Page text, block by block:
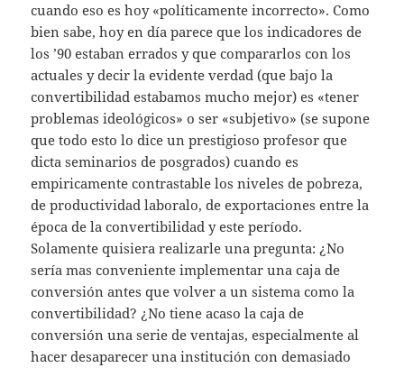
cuando eso es hoy «políticamente incorrecto». Como
bien sabe, hoy en día parece que los indicadores de
los ’90 estaban errados y que compararlos con los
actuales y decir la evidente verdad (que bajo la
convertibilidad estabamos mucho mejor) es «tener
problemas ideológicos» o ser «subjetivo» (se supone
que todo esto lo dice un prestigioso profesor que
dicta seminarios de posgrados) cuando es
empiricamente contrastable los niveles de pobreza,
de productividad laboralo, de exportaciones entre la
época de la convertibilidad y este período.
Solamente quisiera realizarle una pregunta: ¿No
sería mas conveniente implementar una caja de
conversión antes que volver a un sistema como la
convertibilidad? ¿No tiene acaso la caja de
conversión una serie de ventajas, especialmente al
hacer desaparecer una institución con demasiado